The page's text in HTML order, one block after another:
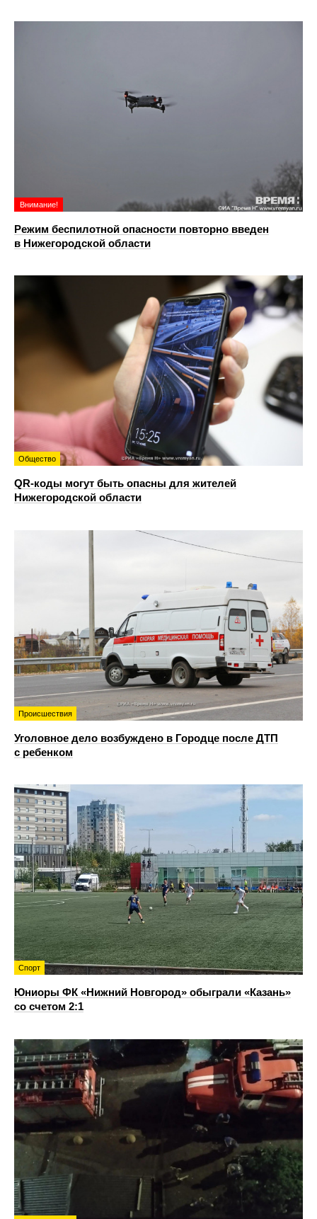
Внимание!
Режим беспилотной опасности повторно введен
в Нижегородской области
Общество
QR-коды могут быть опасны для жителей
Нижегородской области
Происшествия
Уголовное дело возбуждено в Городце после ДТП
с ребенком
Спорт
Юниоры ФК «Нижний Новгород» обыграли «Казань»
со счетом 2:1